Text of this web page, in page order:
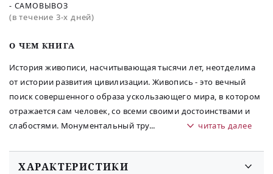
O ЧЕМ КНИГА
История живописи, насчитывающая тысячи лет, неотделима
от истории развития цивилизации. Живопись - это вечный
поиск совершенного образа ускользающего мира, в котором
отражается сам человек, со всеми своими достоинствами и
слабостями. Монументальный тру... читать далее
- САМОВЫВОЗ
(в течение 3-х дней)
ХАРАКТЕРИСТИКИ